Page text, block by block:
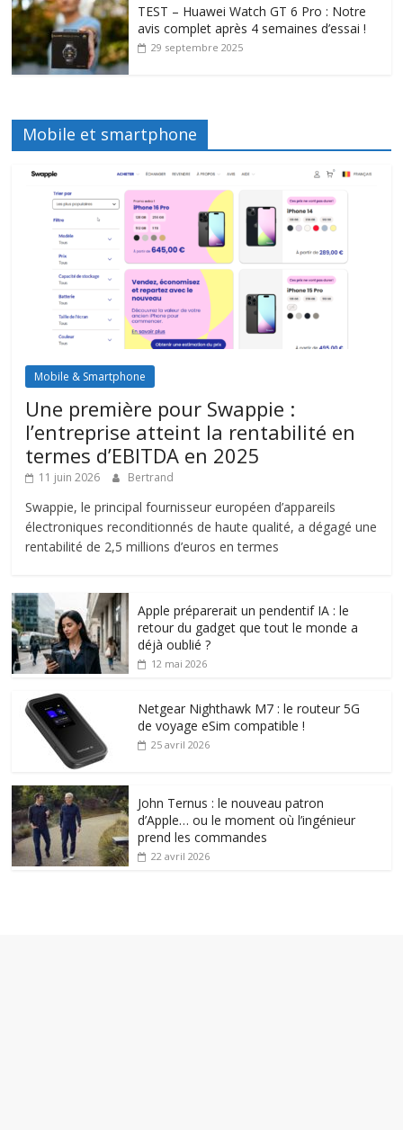
TEST – Huawei Watch GT 6 Pro : Notre
avis complet après 4 semaines d’essai !
29 septembre 2025
Mobile et smartphone
Mobile & Smartphone
Une première pour Swappie :
l’entreprise atteint la rentabilité en
termes d’EBITDA en 2025
11 juin 2026 Bertrand
Swappie, le principal fournisseur européen d’appareils
électroniques reconditionnés de haute qualité, a dégagé une
rentabilité de 2,5 millions d’euros en termes
Apple préparerait un pendentif IA : le
retour du gadget que tout le monde a
déjà oublié ?
12 mai 2026
Netgear Nighthawk M7 : le routeur 5G
de voyage eSim compatible !
25 avril 2026
John Ternus : le nouveau patron
d’Apple… ou le moment où l’ingénieur
prend les commandes
22 avril 2026